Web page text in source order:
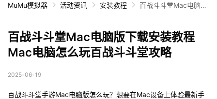
MuMu模拟器 活动资讯 安装教程
百战斗斗堂Mac电脑版
百战斗斗堂Mac电脑版下载安装教程
Mac电脑怎么玩百战斗斗堂攻略
2025-06-19
百战斗斗堂手游Mac电脑版怎么玩？想要在Mac设备上体验最新手